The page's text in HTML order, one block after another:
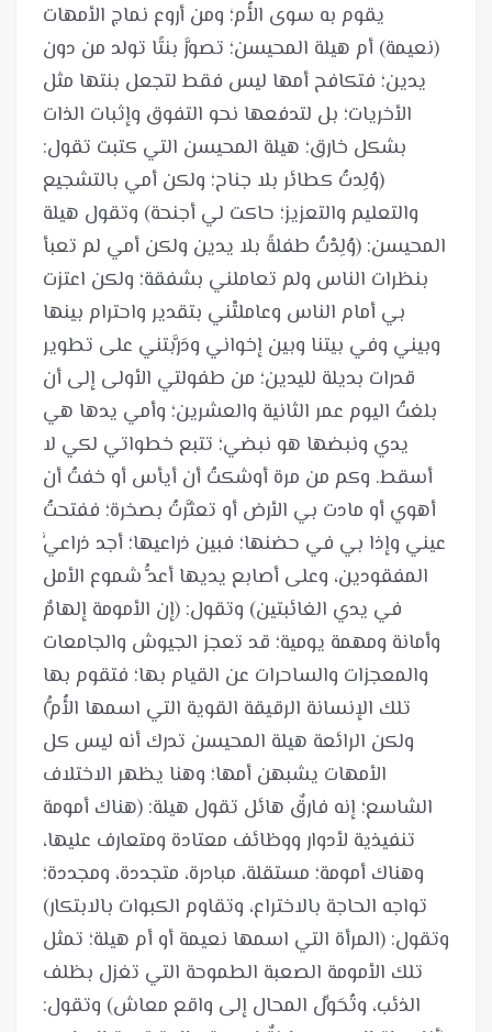
يقوم به سوى الأُم؛ ومن أروع نماج الأمهات
(نعيمة) أم هيلة المحيسن؛ تصوَّر بنتًا تولد من دون
يدين؛ فتكافح أمها ليس فقط لتجعل بنتها مثل
الأخريات؛ بل لتدفعها نحو التفوق وإثبات الذات
بشكل خارق؛ هيلة المحيسن التي كتبت تقول:
(وُلِدتُ كطائر بلا جناح؛ ولكن أمي بالتشجيع
والتعليم والتعزيز؛ حاكت لي أجنحة) وتقول هيلة
المحيسن: (وُلِدْتُ طفلةً بلا يدين ولكن أمي لم تعبأ
بنظرات الناس ولم تعاملني بشفقة؛ ولكن اعتزت
بي أمام الناس وعاملتْني بتقدير واحترام بينها
وبيني وفي بيتنا وبين إخواني ودَرَّبتني على تطوير
قدرات بديلة لليدين؛ من طفولتي الأولى إلى أن
بلغتُ اليوم عمر الثانية والعشرين؛ وأمي يدها هي
يدي ونبضها هو نبضي؛ تتبع خطواتي لكي لا
أسقط. وكم من مرة أوشكتُ أن أيأس أو خفتُ أن
أهوي أو مادت بي الأرض أو تعثَّرتُ بصخرة؛ ففتحتُ
عيني وإذا بي في حضنها؛ فبين ذراعيها؛ أجد ذراعيَّ
المفقودين، وعلى أصابع يديها أعدُّ شموع الأمل
في يدي الغائبتين) وتقول: (إن الأمومة إلهامٌ
وأمانة ومهمة يومية؛ قد تعجز الجيوش والجامعات
والمعجزات والساحرات عن القيام بها؛ فتقوم بها
تلك الإنسانة الرقيقة القوية التي اسمها الأُمُّ)
ولكن الرائعة هيلة المحيسن تدرك أنه ليس كل
الأمهات يشبهن أمها؛ وهنا يظهر الاختلاف
الشاسع؛ إنه فارقٌ هائل تقول هيلة: (هناك أمومة
تنفيذية لأدوار ووظائف معتادة ومتعارف عليها،
وهناك أمومة؛ مستقلة، مبادرة، متجددة، ومجددة؛
تواجه الحاجة بالاختراع، وتقاوم الكبوات بالابتكار)
وتقول: (المرأة التي اسمها نعيمة أو أم هيلة؛ تمثل
تلك الأمومة الصعبة الطموحة التي تغزل بظلف
الذئب، وتُحَوِّل المحال إلى واقع معاش) وتقول: